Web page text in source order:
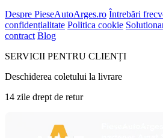
Despre PieseAutoArges.ro Întrebări
confidențialitate Politica cookie
contract Blog
SERVICII PENTRU CLIENȚI
Deschiderea coletului la livrare
14 zile drept de retur